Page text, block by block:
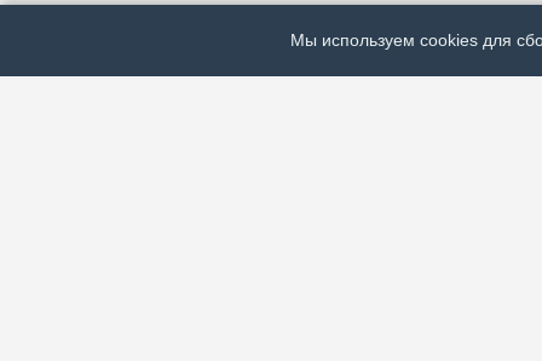
Мы используем cookies для